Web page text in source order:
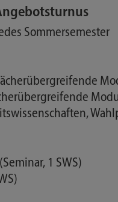
Sommersemester
1 SWS)